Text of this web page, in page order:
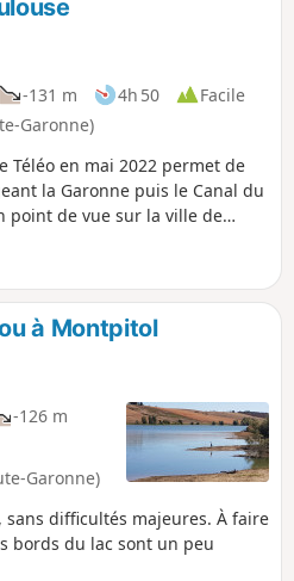
-131 m 4h 50
Facile
Garonne)
Téléo en mai 2022 permet de
la Garonne puis le Canal du
point de vue sur la ville de
La ligne de métro B, pour
les répères (4) et (8). Notez
introduit un biais dans la
: le dénivelé est très faible et
environ pour une durée à
à Montpitol
-126 m
Garonne)
sans difficultés majeures. À faire
bords du lac sont un peu